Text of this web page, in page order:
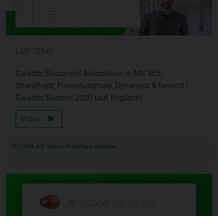
LIVE DEMO
Galactic Document Automation in MS 365,
SharePoint, PowerAutomate, Dynamics & beyond |
Galactic Summit 2020 (auf Englisch)
Video
CE / CRM, MS Teams, SharePoint, Workflow